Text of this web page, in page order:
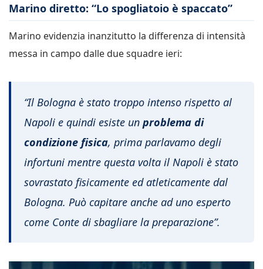
Marino diretto: “Lo spogliatoio è spaccato”
Marino evidenzia inanzitutto la differenza di intensità
messa in campo dalle due squadre ieri:
“Il Bologna è stato troppo intenso rispetto al
Napoli e quindi esiste un problema di
condizione fisica, prima parlavamo degli
infortuni mentre questa volta il Napoli è stato
sovrastato fisicamente ed atleticamente dal
Bologna. Può capitare anche ad uno esperto
come Conte di sbagliare la preparazione”.